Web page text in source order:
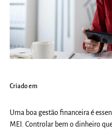
Criado em
Uma boa gestão financeira é
MEI. Controlar bem o dinheiro